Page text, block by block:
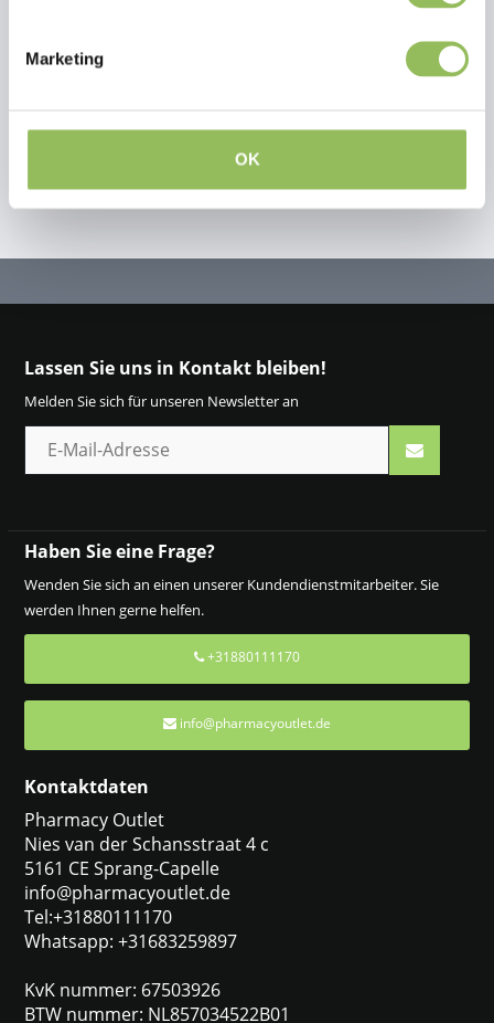
Marketing
OK
Eigene Bewertung erstellen
Lassen Sie uns in Kontakt bleiben!
Melden Sie sich für unseren Newsletter an
Haben Sie eine Frage?
Wenden Sie sich an einen unserer Kundendienstmitarbeiter. Sie
werden Ihnen gerne helfen.
+31880111170
info@pharmacyoutlet.de
Kontaktdaten
Pharmacy Outlet
Nies van der Schansstraat 4 c
5161 CE Sprang-Capelle
info@pharmacyoutlet.de
Tel:+31880111170
Whatsapp: +31683259897
KvK nummer: 67503926
BTW nummer: NL857034522B01